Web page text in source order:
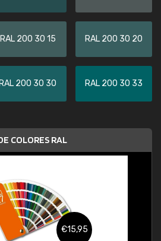
RAL 200 30 15 RAL 200 30 20
RAL 200 30 30 RAL 200 30 33
COLORES RAL
€15,95